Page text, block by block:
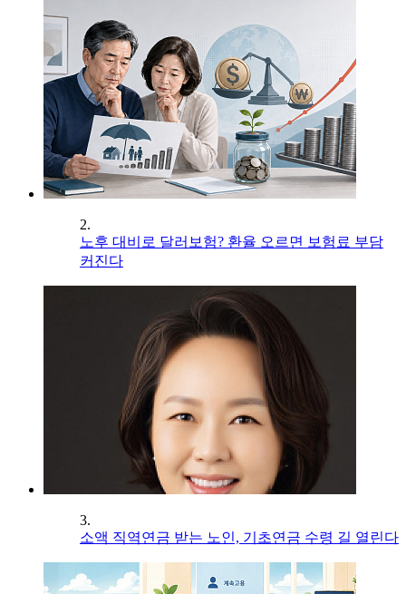
2.
노후 대비로 달러보험? 환율 오르면 보험료 부담
커진다
3.
소액 직역연금 받는 노인, 기초연금 수령 길 열린다